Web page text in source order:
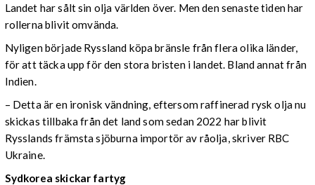
Landet har sålt sin olja världen över. Men den senaste tiden har
rollerna blivit omvända.
Nyligen började Ryssland köpa bränsle från flera olika länder,
för att täcka upp för den stora bristen i landet. Bland annat från
Indien.
– Detta är en ironisk vändning, eftersom raffinerad rysk olja nu
skickas tillbaka från det land som sedan 2022 har blivit
Rysslands främsta sjöburna importör av råolja, skriver RBC
Ukraine.
Sydkorea skickar fartyg